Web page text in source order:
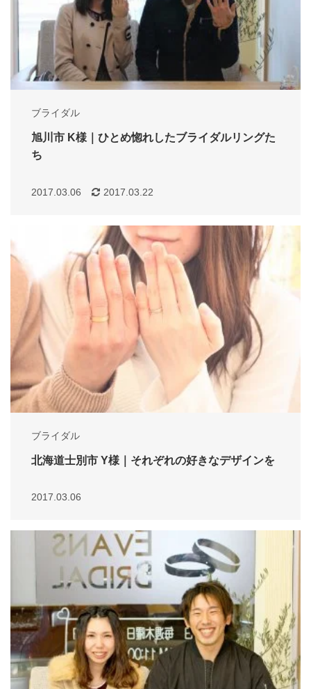
ブライダル
旭川市 K様｜ひとめ惚れしたブライダルリングた
ち
2017.03.06 2017.03.22
ブライダル
北海道士別市 Y様｜それぞれの好きなデザインを
2017.03.06